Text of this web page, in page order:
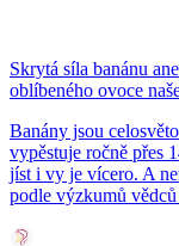
Skrytá síla banánu
oblíbeného ovoce
Banány jsou
vypěstuje ročně přes
jíst i vy je vícero. A
podle výzkumů